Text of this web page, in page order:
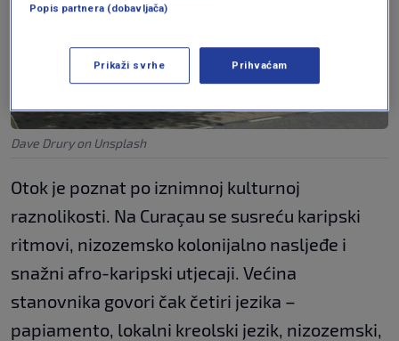
Dave Drury on Unsplash
Otok je poznat po iznimnoj kulturnoj
raznolikosti. Na Curaçau se susreću karipski
ritmovi, nizozemsko kolonijalno nasljeđe i
snažni afro-karipski utjecaji. Većina
stanovnika govori čak četiri jezika –
papiamento, lokalni kreolski jezik, nizozemski,
Popis partnera (dobavljača)
Prikaži svrhe Prihvaćam